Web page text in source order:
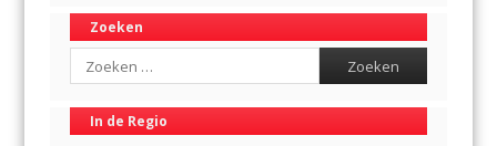
Zoeken
Search
In de Regio